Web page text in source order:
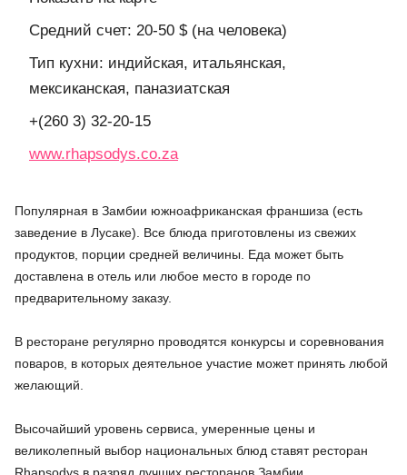
Средний счет: 20-50 $ (на человека)
Тип кухни: индийская, итальянская,
мексиканская, паназиатская
+(260 3) 32-20-15
www.rhapsodys.co.za
Популярная в Замбии южноафриканская франшиза (есть
заведение в Лусаке). Все блюда приготовлены из свежих
продуктов, порции средней величины. Еда может быть
доставлена в отель или любое место в городе по
предварительному заказу.
В ресторане регулярно проводятся конкурсы и соревнования
поваров, в которых деятельное участие может принять любой
желающий.
Высочайший уровень сервиса, умеренные цены и
великолепный выбор национальных блюд ставят ресторан